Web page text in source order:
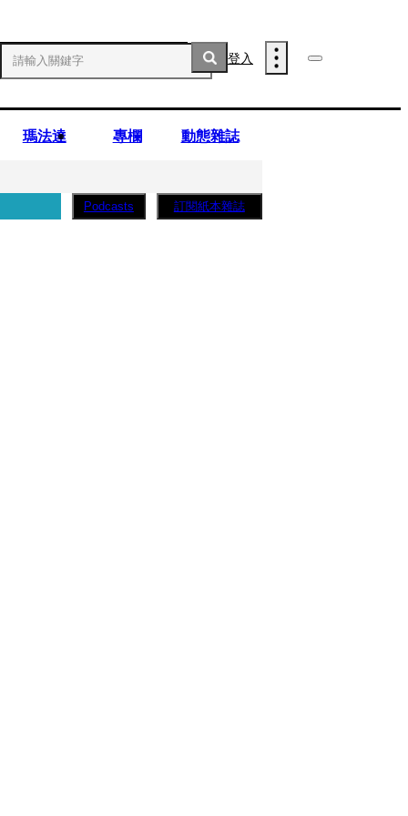
登入
瑪法達 專欄 動態雜誌
Podcasts 訂閱紙本雜誌